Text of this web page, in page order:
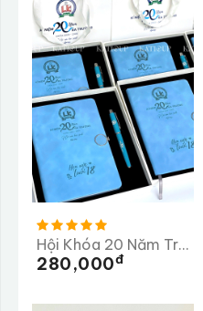
Hội Khóa 20 Năm Trường THPT Chuyên Lê Khiết
280,000Đ